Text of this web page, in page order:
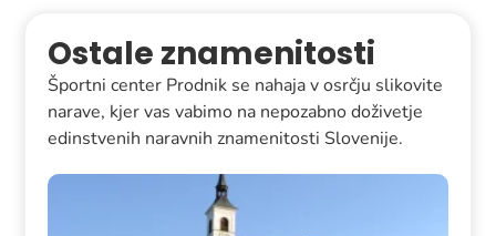
Ostale znamenitosti
Športni center Prodnik se nahaja v osrčju slikovite
narave, kjer vas vabimo na nepozabno doživetje
edinstvenih naravnih znamenitosti Slovenije.